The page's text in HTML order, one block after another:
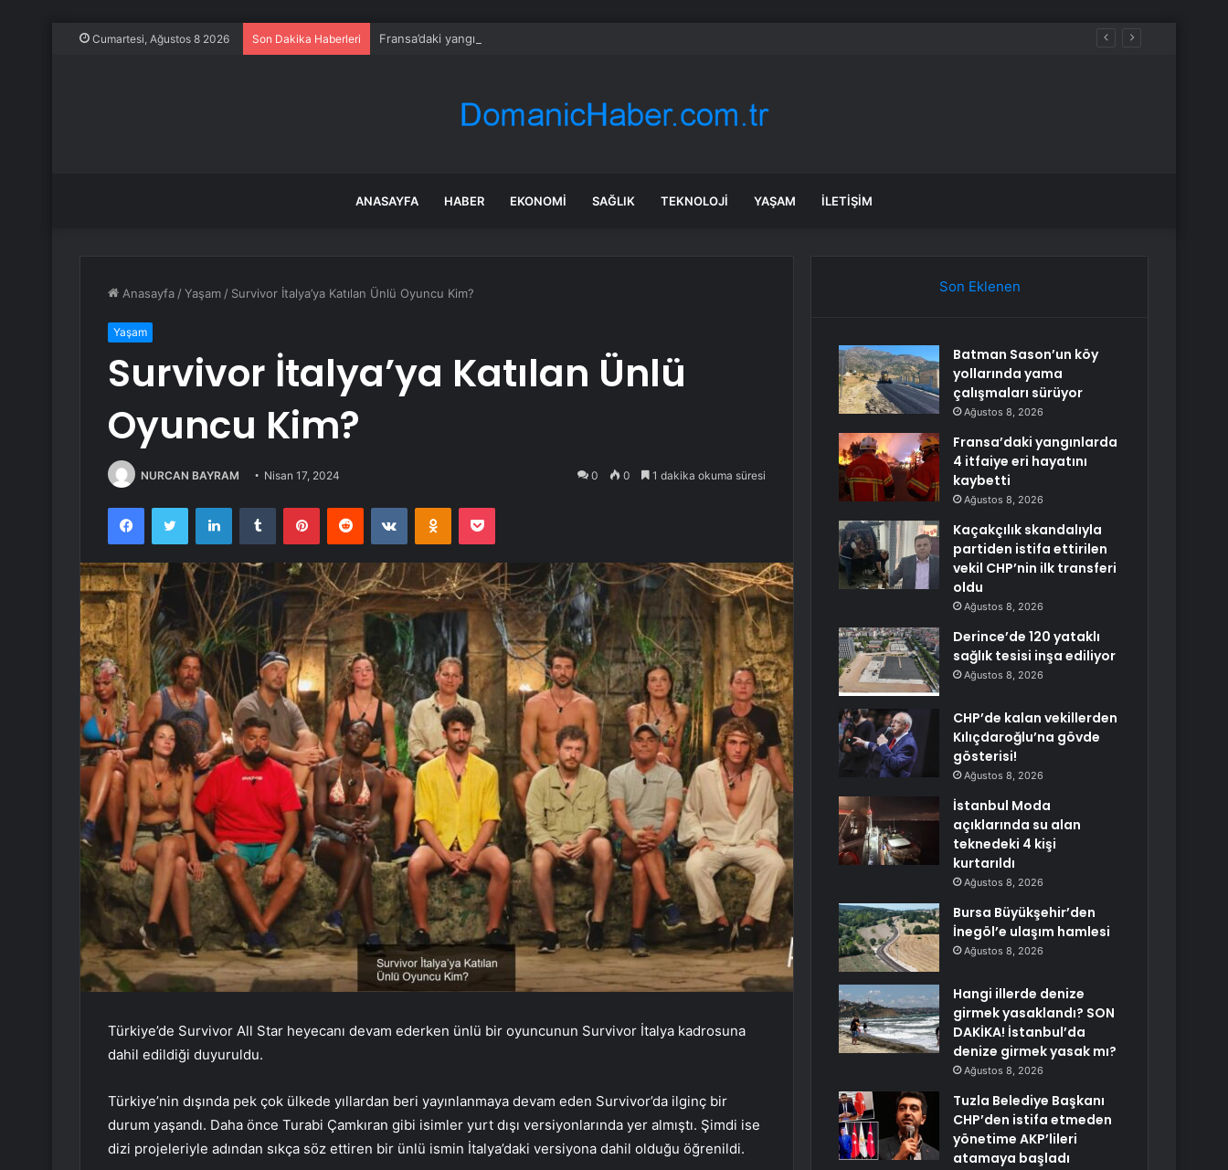
Cumartesi, Ağustos 8 2026 Son Dakika Haberleri Fransa’daki yangınlarda 4 itfaiye eri hayatını kaybetti
ANASAYFA HABER EKONOMI SAĞLIK TEKNOLOJI YAŞAM İLETIŞIM
Anasayfa /Yaşam / Survivor İtalya’ya Katılan Ünlü Oyuncu Kim?
Yaşam
Survivor İtalya’ya Katılan Ünlü
Oyuncu Kim?
NURCAN BAYRAM Nisan 17, 2024 0 0 1 dakika okuma süresi
FacebookTwitter LinkedInTumblr PinterestReddit VKontakteOdnoklassniki
Pocket
Türkiye’de Survivor All Star heyecanı devam ederken ünlü bir oyuncunun Survivor İtalya kadrosuna
dahil edildiği duyuruldu.
Türkiye’nin dışında pek çok ülkede yıllardan beri yayınlanmaya devam eden Survivor’da ilginç bir
durum yaşandı. Daha önce Turabi Çamkıran gibi isimler yurt dışı versiyonlarında yer almıştı. Şimdi ise
dizi projeleriyle adından sıkça söz ettiren bir ünlü ismin İtalya’daki versiyona dahil olduğu öğrenildi.
Son Eklenen
Batman Sason’un köy
yollarında yama
çalışmaları sürüyor
Ağustos 8, 2026
Fransa’daki yangınlarda
4 itfaiye eri hayatını
kaybetti
Ağustos 8, 2026
Kaçakçılık skandalıyla
partiden istifa ettirilen
vekil CHP’nin ilk transferi
oldu
Ağustos 8, 2026
Derince’de 120 yataklı
sağlık tesisi inşa ediliyor
Ağustos 8, 2026
CHP’de kalan vekillerden
Kılıçdaroğlu’na gövde
gösterisi!
Ağustos 8, 2026
İstanbul Moda
açıklarında su alan
teknedeki 4 kişi
kurtarıldı
Ağustos 8, 2026
Bursa Büyükşehir’den
İnegöl’e ulaşım hamlesi
Ağustos 8, 2026
Hangi illerde denize
girmek yasaklandı? SON
DAKİKA! İstanbul’da
denize girmek yasak mı?
Ağustos 8, 2026
Tuzla Belediye Başkanı
CHP’den istifa etmeden
yönetime AKP’lileri
atamaya başladı